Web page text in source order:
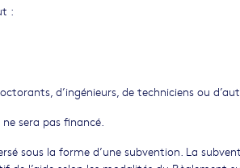
:
d’ingénieurs, de techniciens ou
sera pas financé.
sous la forme d’une subvention. La